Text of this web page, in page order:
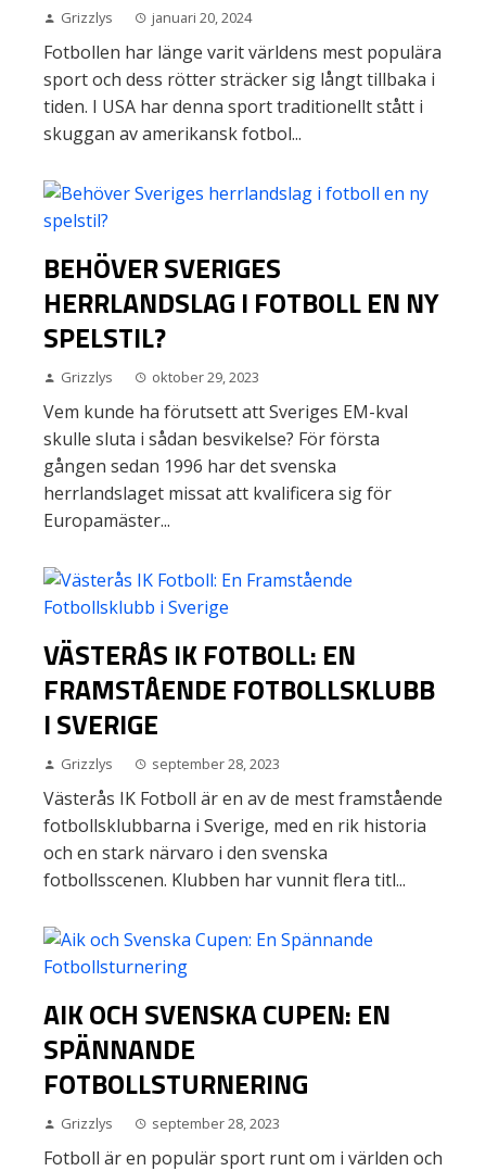
Grizzlys januari 20, 2024
Fotbollen har länge varit världens mest populära
sport och dess rötter sträcker sig långt tillbaka i
tiden. I USA har denna sport traditionellt stått i
skuggan av amerikansk fotbol...
BEHÖVER SVERIGES
HERRLANDSLAG I FOTBOLL EN NY
SPELSTIL?
Grizzlys oktober 29, 2023
Vem kunde ha förutsett att Sveriges EM-kval
skulle sluta i sådan besvikelse? För första
gången sedan 1996 har det svenska
herrlandslaget missat att kvalificera sig för
Europamäster...
VÄSTERÅS IK FOTBOLL: EN
FRAMSTÅENDE FOTBOLLSKLUBB
I SVERIGE
Grizzlys september 28, 2023
Västerås IK Fotboll är en av de mest framstående
fotbollsklubbarna i Sverige, med en rik historia
och en stark närvaro i den svenska
fotbollsscenen. Klubben har vunnit flera titl...
AIK OCH SVENSKA CUPEN: EN
SPÄNNANDE
FOTBOLLSTURNERING
Grizzlys september 28, 2023
Fotboll är en populär sport runt om i världen och